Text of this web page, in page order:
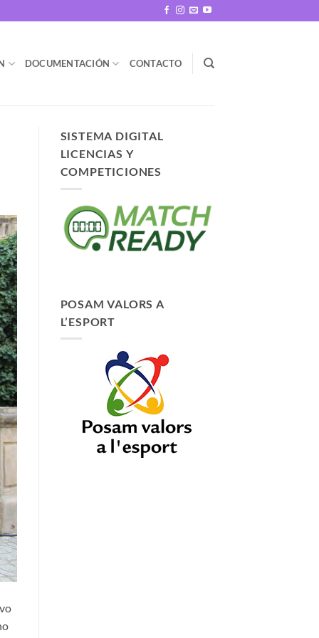
DOCUMENTACIÓN CONTACTO
SISTEMA DIGITAL
LICENCIAS Y
COMPETICIONES
POSAM VALORS A
L’ESPORT